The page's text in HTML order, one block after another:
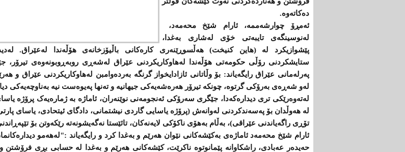
ده‌كاته‌وه‌.
ئەمڕۆ چوارشەممە، ئارام شێخ محه‌مه‌د،
له‌نوسینگه‌ی‌ تایبه‌تی‌ خۆی‌ له‌شاری‌ به‌غدا،
پێشوازیكرد له‌ (هاین كنیخت) هه‌ڵسوڕێنه‌ری‌ كاره‌كانی‌ باڵیۆزخانه‌ی‌ هۆڵەندا له‌عێراق.
ستایشكردنی‌ رۆڵی‌ حكومه‌تی‌ هۆڵەندا له‌هاوكاریكردنی‌ عێراق له‌شه‌ڕی‌ روبه‌ڕوبونه‌وه‌ی‌
پەرلەمانی عێراق رایگه‌یاند: بۆ وڵاتانی‌ ئازادایخواز گرنگه‌ به‌رده‌وامبن له‌هاوكاریكردنی‌ عێراق و
له‌و شه‌ڕه‌ی‌ به‌رۆكی‌ گرتوه‌، چونكه‌ تیرۆر هه‌ره‌شه‌یه‌كی‌ جیهانیه ‌و ته‌نها په‌یوه‌ست نیه‌ به‌ناوچه‌یه‌كی‌
له‌ته‌وه‌رێكی‌ تری‌ دیداره‌كه‌دا، جێگری‌ سه‌رۆكی‌ ئه‌نجومه‌نی‌ نوێنه‌ران، ئاماژه‌ به‌ ژمارەیەک پرۆژه‌
لە هەوڵدان بۆ پەسەندکردنی لەوانەش (پرۆژه‌ یاسایی‌ گاردی‌ نیشتمانی‌، دادگای‌ ئیتحادی‌، یاسای‌
تۆڕی‌ راگه‌یاندنی‌ عێراقی‌)، بەڵام به‌هۆی‌ ناكۆكی‌ لایه‌نه‌كان، تائێستا نه‌گه‌یشونه‌ته‌ رێكه‌وتن بۆ
ئارام شێخ محەمه‌د ئاماژه‌ی‌ به‌كێشه‌كانی‌ نێوان هه‌رێم و به‌غدا كرد و رایگه‌یاند :"له‌هه‌مو
حه‌یده‌ر عه‌بادی‌، راشكاوانه‌ پێمانوتوه ناكرێت، كێشه‌كانی‌ هه‌رێم و به‌غدا له ‌حسابی‌ بڕی‌ فرۆشتن